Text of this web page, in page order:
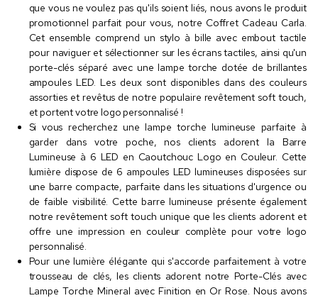
que vous ne voulez pas qu'ils soient liés, nous avons le produit
promotionnel parfait pour vous, notre Coffret Cadeau Carla.
Cet ensemble comprend un stylo à bille avec embout tactile
pour naviguer et sélectionner sur les écrans tactiles, ainsi qu'un
porte-clés séparé avec une lampe torche dotée de brillantes
ampoules LED. Les deux sont disponibles dans des couleurs
assorties et revêtus de notre populaire revêtement soft touch,
et portent votre logo personnalisé !
Si vous recherchez une lampe torche lumineuse parfaite à
garder dans votre poche, nos clients adorent la Barre
Lumineuse à 6 LED en Caoutchouc Logo en Couleur. Cette
lumière dispose de 6 ampoules LED lumineuses disposées sur
une barre compacte, parfaite dans les situations d'urgence ou
de faible visibilité. Cette barre lumineuse présente également
notre revêtement soft touch unique que les clients adorent et
offre une impression en couleur complète pour votre logo
personnalisé.
Pour une lumière élégante qui s'accorde parfaitement à votre
trousseau de clés, les clients adorent notre Porte-Clés avec
Lampe Torche Mineral avec Finition en Or Rose. Nous avons